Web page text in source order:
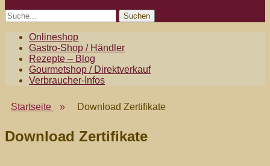
Search
Suche
für:
Zweites
Menü
Zum
Inhalt:
Onlineshop
Gastro-Shop / Händler
Rezepte – Blog
Gourmetshop / Direktverkauf
Verbraucher-Infos
Startseite » Download Zertifikate
Download Zertifikate